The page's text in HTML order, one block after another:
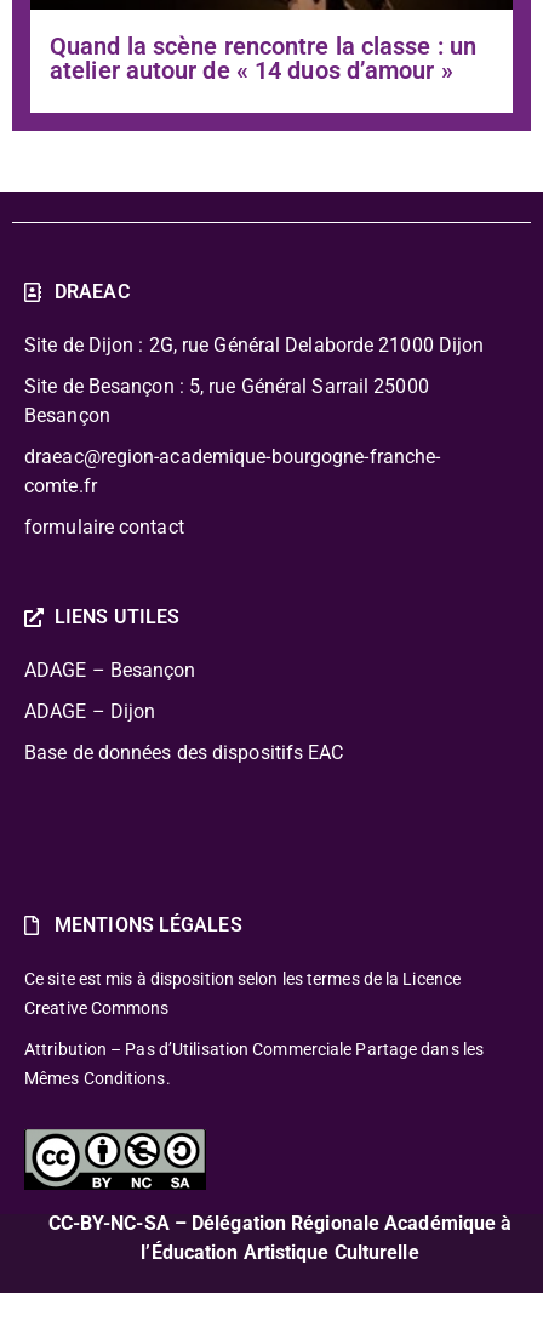
Quand la scène rencontre la classe : un
atelier autour de « 14 duos d’amour »
DRAEAC
Site de Dijon : 2G, rue Général Delaborde 21000 Dijon
Site de Besançon : 5, rue Général Sarrail 25000
Besançon
draeac@region-academique-bourgogne-franche-
comte.fr
formulaire contact
LIENS UTILES
ADAGE – Besançon
ADAGE – Dijon
Base de données des dispositifs EAC
MENTIONS LÉGALES
Ce site est mis à disposition selon les termes de la Licence
Creative Commons
Attribution – Pas d’Utilisation Commerciale Partage dans les
Mêmes Conditions.
CC-BY-NC-SA – Délégation Régionale Académique à
l’Éducation Artistique Culturelle